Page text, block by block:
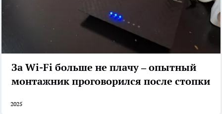
За Wi-Fi больше не плачу – опытный
монтажник проговорился после стопки
2025